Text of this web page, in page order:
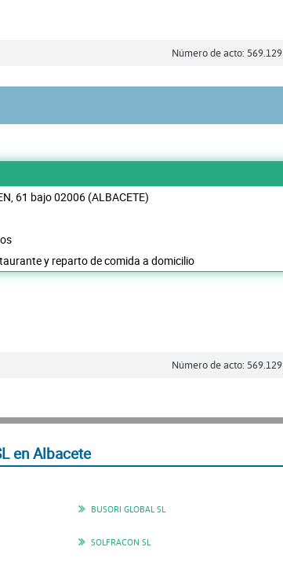
Número de acto: 569.129
61 bajo 02006 (ALBACETE)
y reparto de comida a domicilio
Número de acto: 569.129
en Albacete
BUSORI GLOBAL SL
SOLFRACON SL